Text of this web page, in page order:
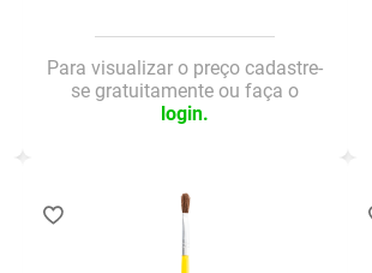
Para visualizar o preço cadastre-
se gratuitamente ou faça o
login.